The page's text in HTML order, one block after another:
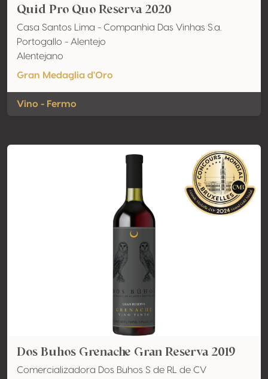
Quid Pro Quo Reserva 2020
Casa Santos Lima - Companhia Das Vinhas S.a.
Portogallo - Alentejo
Alentejano
Gran Medaglia d'Oro
Vino - Fermo
Dos Buhos Grenache Gran Reserva 2019
Comercializadora Dos Buhos S de RL de CV